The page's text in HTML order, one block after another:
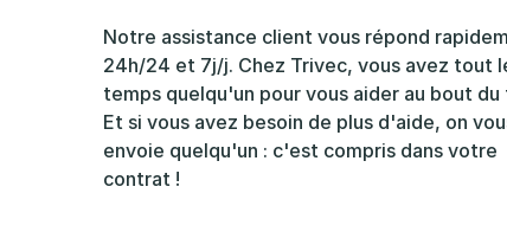
Notre assistance client vous répond
24h/24 et 7j/j. Chez Trivec, vous avez tout
temps quelqu'un pour vous aider au bout du
Et si vous avez besoin de plus d'aide, on
envoie quelqu'un : c'est compris dans votre
contrat !